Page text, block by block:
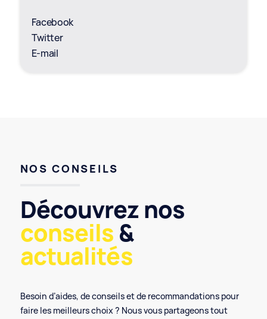
Facebook
Twitter
E-mail
NOS CONSEILS
Découvrez nos
conseils &
actualités
Besoin d’aides, de conseils et de recommandations pour
faire les meilleurs choix ? Nous vous partageons tout